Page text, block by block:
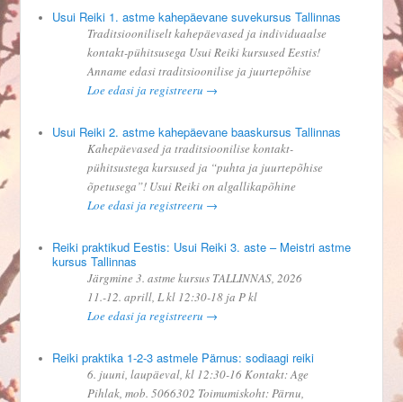
Usui Reiki 1. astme kahepäevane suvekursus Tallinnas
Traditsiooniliselt kahepäevased ja individuaalse
kontakt-pühitsusega Usui Reiki kursused Eestis!
Anname edasi traditsioonilise ja juurtepõhise
Loe edasi ja registreeru →
Usui Reiki 2. astme kahepäevane baaskursus Tallinnas
Kahepäevased ja traditsioonilise kontakt-
pühitsustega kursused ja “puhta ja juurtepõhise
õpetusega”! Usui Reiki on algallikapõhine
Loe edasi ja registreeru →
Reiki praktikud Eestis: Usui Reiki 3. aste – Meistri astme
kursus Tallinnas
Järgmine 3. astme kursus TALLINNAS, 2026
11.-12. aprill, L kl 12:30-18 ja P kl
Loe edasi ja registreeru →
Reiki praktika 1-2-3 astmele Pärnus: sodiaagi reiki
6. juuni, laupäeval, kl 12:30-16 Kontakt: Age
Pihlak, mob. 5066302 Toimumiskoht: Pärnu,